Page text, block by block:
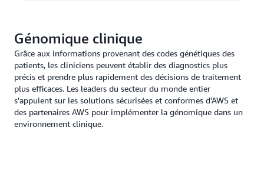
Génomique clinique
Grâce aux informations provenant des codes génétiques des
patients, les cliniciens peuvent établir des diagnostics plus
précis et prendre plus rapidement des décisions de traitement
plus efficaces. Les leaders du secteur du monde entier
s'appuient sur les solutions sécurisées et conformes d'AWS et
des partenaires AWS pour implémenter la génomique dans un
environnement clinique.